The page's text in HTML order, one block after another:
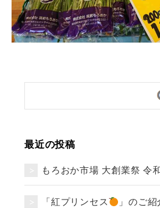
最近の投稿
もろおか市場 大創業祭 令
「紅プリンセス
」のご